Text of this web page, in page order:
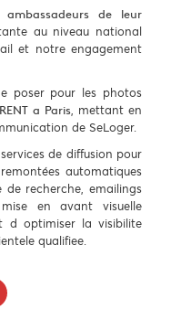
ambassadeurs de leur
au niveau national
et notre engagement
poser pour les photos
a Paris, mettant en
de SeLoger.
de diffusion pour
automatiques
recherche, emailings
en avant visuelle
d optimiser la visibilite
qualifiee.